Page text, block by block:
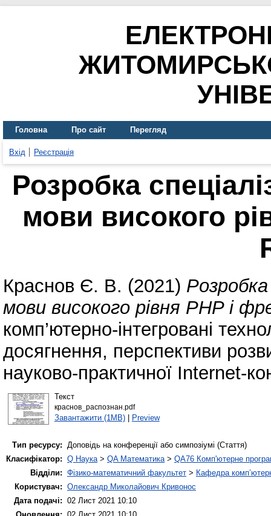
Головна Про сайт Перегляд
Вхід Реєстрація
Розробка
мови високого
Краснов Є. В. (2021)
мови високого рівня PHP і
комп’ютерно-інтегровані
досягнення, перспективи
науково-практичної Internet-
Текст
краснов_распознан.pdf
Завантажити (1MB)| Preview
Тип ресурсу: Доповідь на конференції або симпозіумі (Стаття)
Класифікатор: Q Наука> QA Математика> QA76 Комп'ютерне
Відділи: Фізико-математичний факультет > Кафедра
Користувач: Олександр Миколайович Кривонос
Дата подачі: 02 Лист 2021 10:10